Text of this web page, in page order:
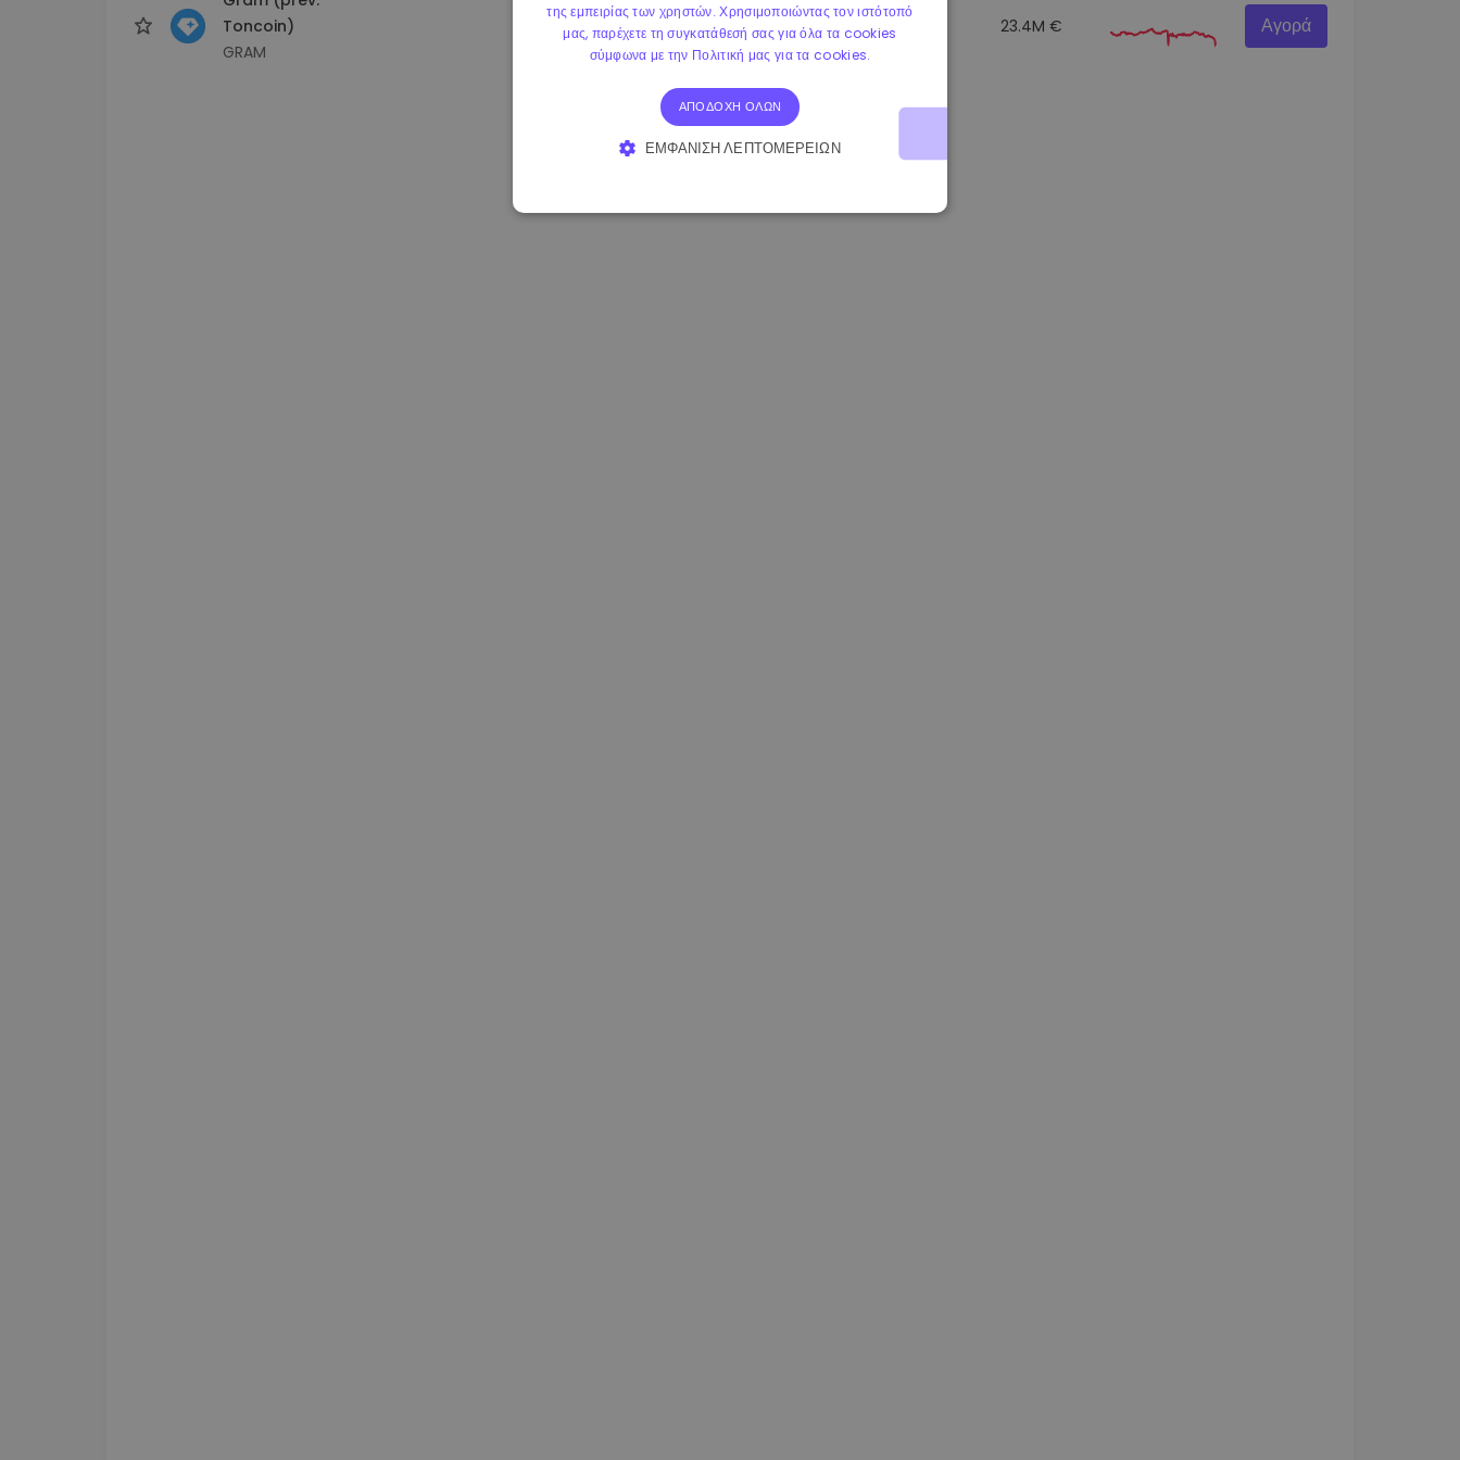
Toncoin)
GRAM
1.160000 € -4.10% 3.2B € 23.4M € Αγορά
της εμπειρίας των χρηστών. Χρησιμοποιώντας τον ιστότοπό
μας, παρέχετε τη συγκατάθεσή σας για όλα τα cookies
σύμφωνα με την Πολιτική μας για τα cookies.
ΑΠΟΔΟΧΉ ΌΛΩΝ
ΕΜΦΆΝΙΣΗ ΛΕΠΤΟΜΕΡΕΙΏΝ